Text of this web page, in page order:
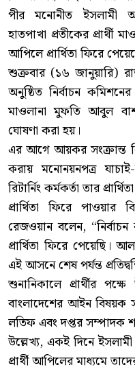
পীর মনোনীত ইসলামী
হাতপাখা প্রতীকের
আপিলে প্রার্থিতা ফিরে
শুক্রবার (১৬ জানুয়ারি)
অনুষ্ঠিত নির্বাচন
মাওলানা মুফতি আবুল
ঘোষণা করা হয়।
এর আগে আয়কর সংক্রান্ত
করায় মনোনয়নপত্র
রিটার্নিং কর্মকর্তা তার
প্রার্থিতা ফিরে
রেজওয়ান বলেন,
প্রার্থিতা ফিরে পেয়েছি।
এই আসনে শেষ পর্যন্ত
শুনানিকালে প্রার্থীর
বাংলাদেশের আইন
লতিফ এবং দপ্তর সম্পাদক
উল্লেখ্য, একই দিনে
প্রার্থী আপিলের মাধ্যমে